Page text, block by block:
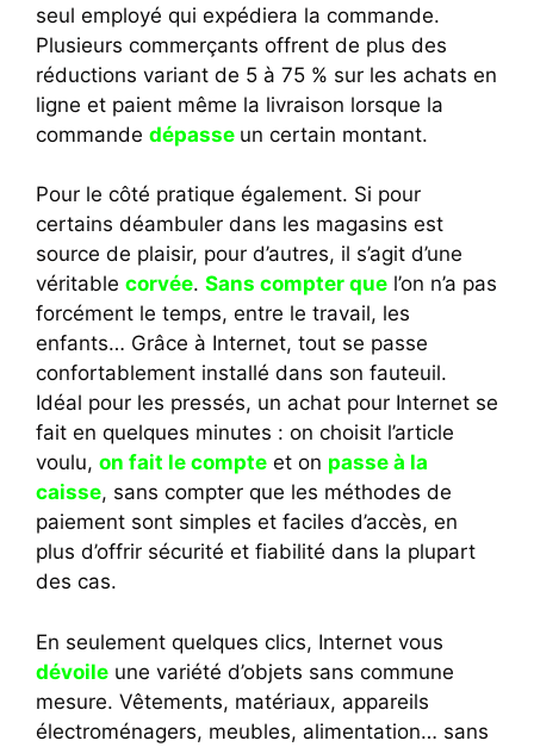
seul employé qui expédiera la commande.
Plusieurs commerçants offrent de plus des
réductions variant de 5 à 75 % sur les achats en
ligne et paient même la livraison lorsque la
commande dépasse un certain montant.
Pour le côté pratique également. Si pour
certains déambuler dans les magasins est
source de plaisir, pour d’autres, il s’agit d’une
véritable corvée. Sans compter que l’on n’a pas
forcément le temps, entre le travail, les
enfants… Grâce à Internet, tout se passe
confortablement installé dans son fauteuil.
Idéal pour les pressés, un achat pour Internet se
fait en quelques minutes : on choisit l’article
voulu, on fait le compte et on passe à la
caisse, sans compter que les méthodes de
paiement sont simples et faciles d’accès, en
plus d’offrir sécurité et fiabilité dans la plupart
des cas.
En seulement quelques clics, Internet vous
dévoile une variété d’objets sans commune
mesure. Vêtements, matériaux, appareils
électroménagers, meubles, alimentation… sans